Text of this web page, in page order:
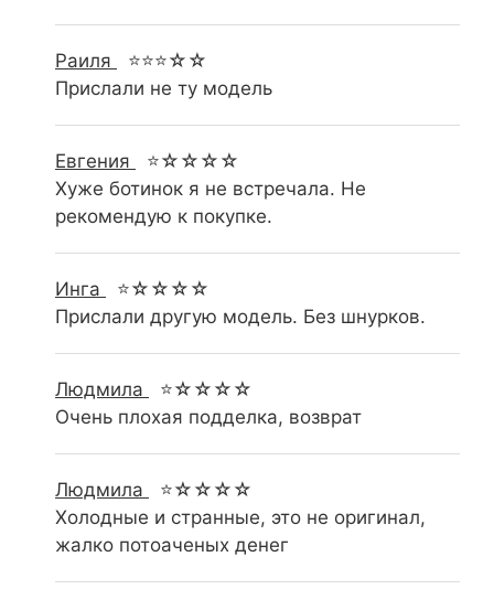
Раиля
⭐⭐⭐☆☆
Прислали не ту модель
Евгения
⭐☆☆☆☆
Хуже ботинок я не встречала. Не
рекомендую к покупке.
Инга
⭐☆☆☆☆
Прислали другую модель. Без шнурков.
Людмила
⭐☆☆☆☆
Очень плохая подделка, возврат
Людмила
⭐☆☆☆☆
Холодные и странные, это не оригинал,
жалко потоаченых денег